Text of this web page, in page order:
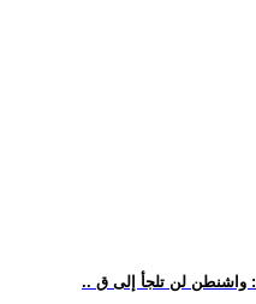
واشنطن لن تلجأ إلى ق